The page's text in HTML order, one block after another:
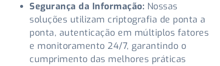
Segurança da Informação: Nossas
soluções utilizam criptografia de ponta a
ponta, autenticação em múltiplos fatores
e monitoramento 24/7, garantindo o
cumprimento das melhores práticas